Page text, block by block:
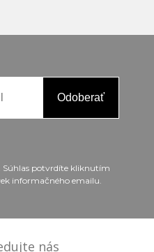
Odoberať
Súhlas potvrdíte kliknutím
informačného emailu.
nás